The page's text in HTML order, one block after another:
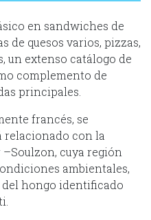
en sandwiches de
de quesos varios, pizzas,
un extenso catálogo de
complemento de
principales.
francés, se
relacionado con la
cuya región
ambientales,
hongo identificado